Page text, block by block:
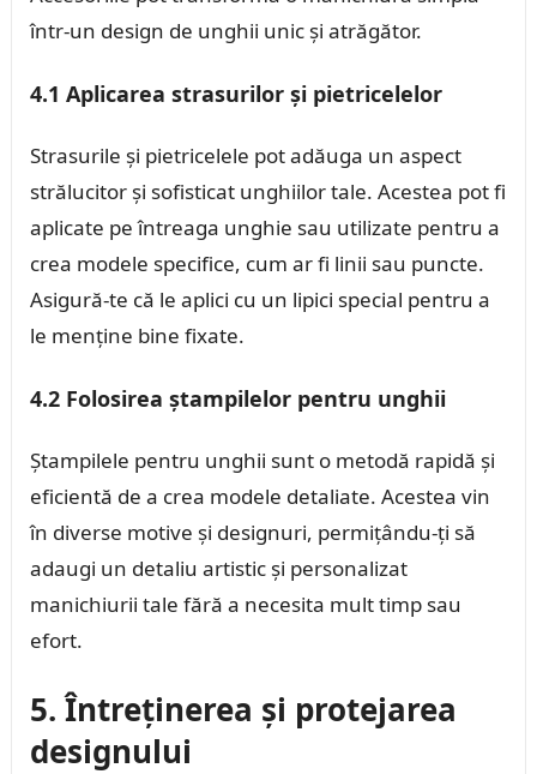
într-un design de unghii unic și atrăgător.
4.1 Aplicarea strasurilor și pietricelelor
Strasurile și pietricelele pot adăuga un aspect
strălucitor și sofisticat unghiilor tale. Acestea pot fi
aplicate pe întreaga unghie sau utilizate pentru a
crea modele specifice, cum ar fi linii sau puncte.
Asigură-te că le aplici cu un lipici special pentru a
le menține bine fixate.
4.2 Folosirea ștampilelor pentru unghii
Ștampilele pentru unghii sunt o metodă rapidă și
eficientă de a crea modele detaliate. Acestea vin
în diverse motive și designuri, permițându-ți să
adaugi un detaliu artistic și personalizat
manichiurii tale fără a necesita mult timp sau
efort.
5. Întreținerea și protejarea
designului